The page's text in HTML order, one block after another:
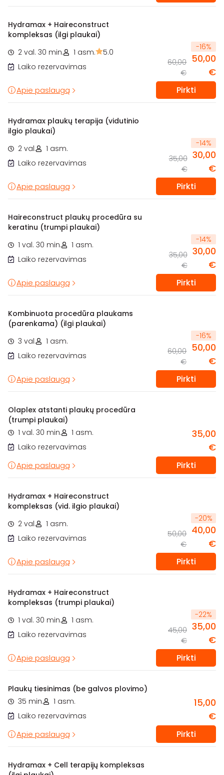
Hydramax + Haireconstruct
kompleksas (ilgi plaukai)
2 val. 30 min.
1 asm.
5.0
Laiko rezervavimas
-16%
60,00
€
50,00
€
Apie paslaugą Pirkti
Hydramax plaukų terapija (vidutinio
ilgio plaukai)
2 val.
1 asm.
Laiko rezervavimas
-14%
35,00
€
30,00
€
Apie paslaugą Pirkti
Haireconstruct plaukų procedūra su
keratinu (trumpi plaukai)
1 val. 30 min.
1 asm.
Laiko rezervavimas
-14%
35,00
€
30,00
€
Apie paslaugą Pirkti
Kombinuota procedūra plaukams
(parenkama) (ilgi plaukai)
3 val.
1 asm.
Laiko rezervavimas
-16%
60,00
€
50,00
€
Apie paslaugą Pirkti
Olaplex atstanti plaukų procedūra
(trumpi plaukai)
1 val. 30 min.
1 asm.
Laiko rezervavimas
35,00
€
Apie paslaugą Pirkti
Hydramax + Haireconstruct
kompleksas (vid. ilgio plaukai)
2 val.
1 asm.
Laiko rezervavimas
-20%
50,00
€
40,00
€
Apie paslaugą Pirkti
Hydramax + Haireconstruct
kompleksas (trumpi plaukai)
1 val. 30 min.
1 asm.
Laiko rezervavimas
-22%
45,00
€
35,00
€
Apie paslaugą Pirkti
Plaukų tiesinimas (be galvos plovimo)
35 min.
1 asm.
Laiko rezervavimas
15,00
€
Apie paslaugą Pirkti
Hydramax + Cell terapijų kompleksas